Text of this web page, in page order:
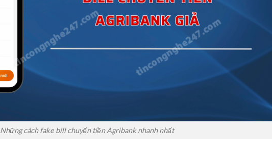
Những cách fake bill chuyển tiền Agribank nhanh nhất